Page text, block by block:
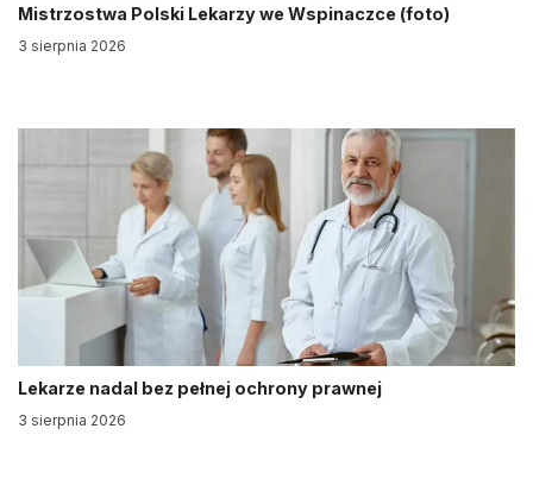
Mistrzostwa Polski Lekarzy we Wspinaczce (foto)
3 sierpnia 2026
Lekarze nadal bez pełnej ochrony prawnej
3 sierpnia 2026